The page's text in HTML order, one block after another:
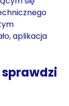
aplikacja